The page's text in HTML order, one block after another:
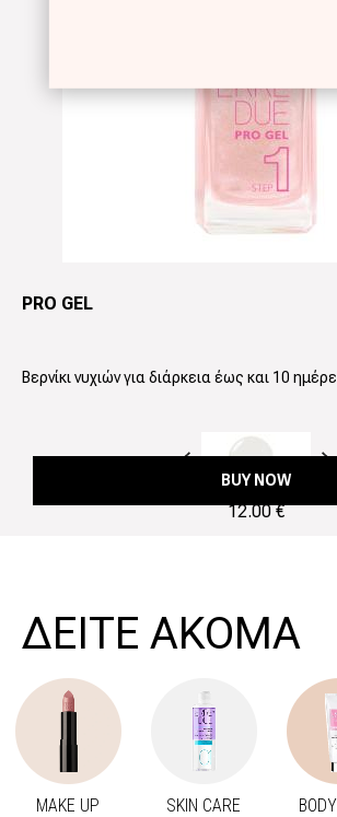
PRO GEL
Βερνίκι νυχιών για διάρκεια έως και 10
12.00 €
BUY NOW
ΔΕΙΤΕ ΑΚΟΜΑ
MAKE UP SKIN CARE